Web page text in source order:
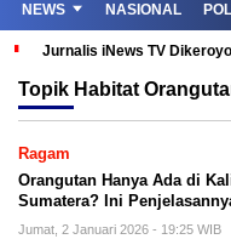
NEWS NASIONAL
Jurnalis iNews TV
Topik Habitat
Ragam
Orangutan Hanya Ada di
Sumatera? Ini
Jumat, 2 Januari 2026 - 19:25 WIB